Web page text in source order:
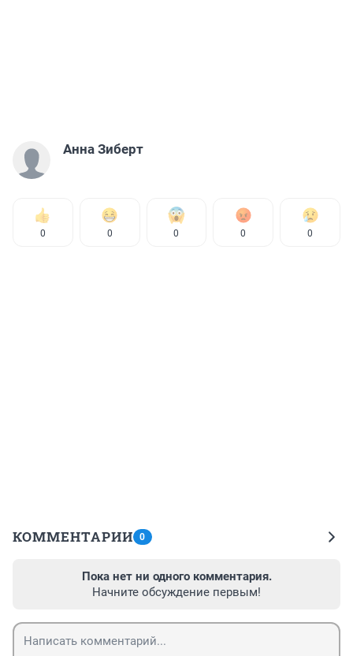
Анна Зиберт
0 0 0 0 0
КОММЕНТАРИИ 0
Пока нет ни одного комментария.
Начните обсуждение первым!